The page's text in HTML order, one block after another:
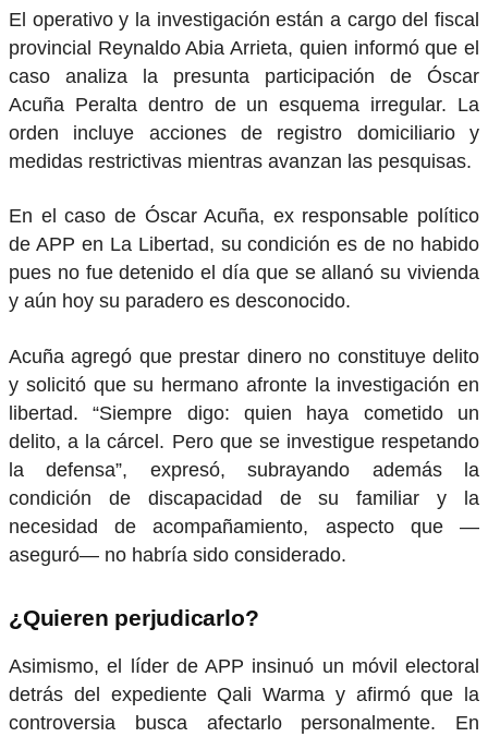
El operativo y la investigación están a cargo del fiscal
provincial Reynaldo Abia Arrieta, quien informó que el
caso analiza la presunta participación de Óscar
Acuña Peralta dentro de un esquema irregular. La
orden incluye acciones de registro domiciliario y
medidas restrictivas mientras avanzan las pesquisas.
En el caso de Óscar Acuña, ex responsable político
de APP en La Libertad, su condición es de no habido
pues no fue detenido el día que se allanó su vivienda
y aún hoy su paradero es desconocido.
Acuña agregó que prestar dinero no constituye delito
y solicitó que su hermano afronte la investigación en
libertad. “Siempre digo: quien haya cometido un
delito, a la cárcel. Pero que se investigue respetando
la defensa”, expresó, subrayando además la
condición de discapacidad de su familiar y la
necesidad de acompañamiento, aspecto que —
aseguró— no habría sido considerado.
¿Quieren perjudicarlo?
Asimismo, el líder de APP insinuó un móvil electoral
detrás del expediente Qali Warma y afirmó que la
controversia busca afectarlo personalmente. En